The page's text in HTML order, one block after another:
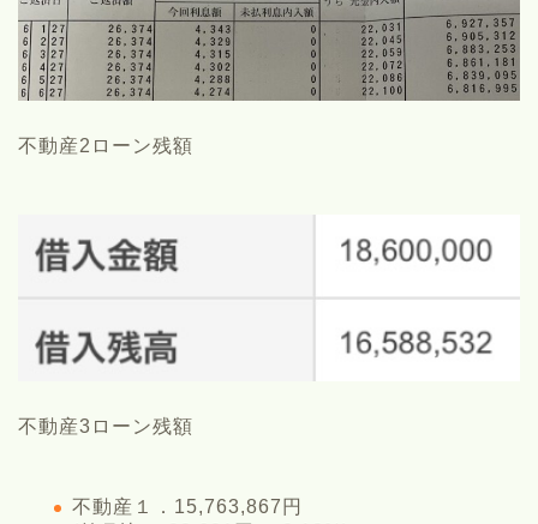
不動産2ローン残額
不動産3ローン残額
不動産１．15,763,867円
NOTUMNについて
イチオククエスト